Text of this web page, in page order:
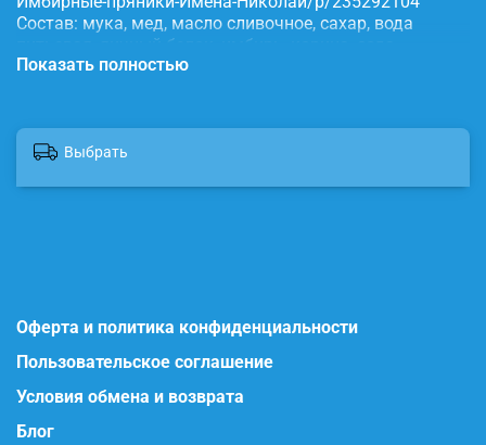
Состав: мука, мед, масло сливочное, сахар, вода
питьевая, яичный белок, имбирь, корица, сода,
пищевые красители.
Показать полностью
Выбрать
Оферта и политика конфиденциальности
Пользовательское соглашение
Условия обмена и возврата
Блог